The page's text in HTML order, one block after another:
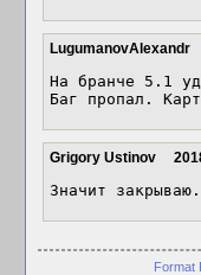
LugumanovAlexandr
На бранче 5.1
Баг пропал.
Grigory Ustinov
Значит закрываю.
Format